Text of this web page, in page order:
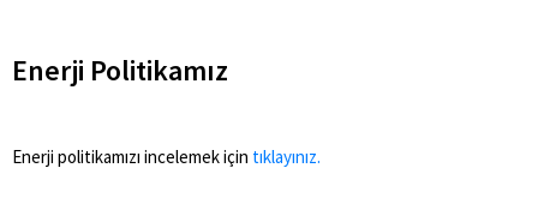
Enerji Politikamız
Enerji politikamızı incelemek için tıklayınız.